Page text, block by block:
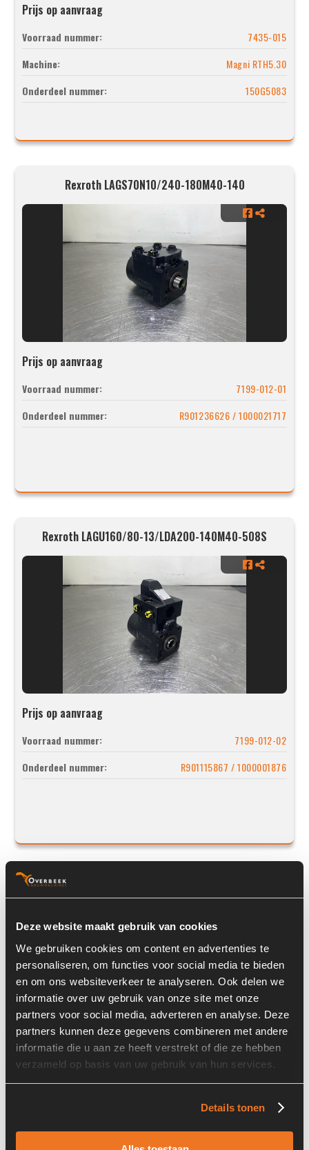
Deze website maakt gebruik van cookies
We gebruiken cookies om content en advertenties te
personaliseren, om functies voor social media te bieden
en om ons websiteverkeer te analyseren. Ook delen we
informatie over uw gebruik van onze site met onze
partners voor social media, adverteren en analyse. Deze
partners kunnen deze gegevens combineren met andere
informatie die u aan ze heeft verstrekt of die ze hebben
verzameld op basis van uw gebruik van hun services.
Details tonen
Prijs op aanvraag
Voorraad nummer:
7435-015
Machine:
Magni RTH5.30
Onderdeel nummer:
150G5083
Rexroth LAGS70N10/240-180M40-140
Prijs op aanvraag
Voorraad nummer:
7199-012-01
Onderdeel nummer:
R901236626 / 1000021717
Rexroth LAGU160/80-13/LDA200-140M40-508S
Prijs op aanvraag
Voorraad nummer:
7199-012-02
Onderdeel nummer:
R901115867 / 1000001876
Rexroth LAGS70N10/240-180M40-140
Prijs op aanvraag